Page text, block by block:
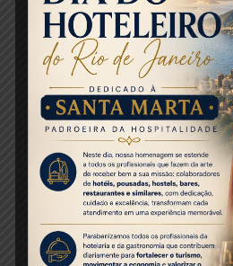
abertas, mas privadas.
preferência é por locais
destino ou
para trabalhar e estudar,
momento de lazer e
contrapartida ao
mesmo ao escolher
muitos entrevistados
prestação de serviços,